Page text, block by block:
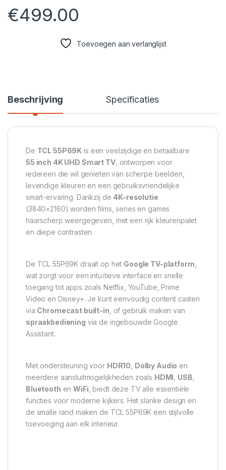
€499.00
Toevoegen aan verlanglijst
Beschrijving Specificaties
De TCL 55P69K is een veelzijdige en betaalbare
55 inch 4K UHD Smart TV, ontworpen voor
iedereen die wil genieten van scherpe beelden,
levendige kleuren en een gebruiksvriendelijke
smart-ervaring. Dankzij de 4K-resolutie
(3840×2160) worden films, series en games
haarscherp weergegeven, met een rijk kleurenpalet
en diepe contrasten.
De TCL 55P69K draait op het Google TV-platform
wat zorgt voor een intuïtieve interface en snelle
toegang tot apps zoals Netflix, YouTube, Prime
Video en Disney+. Je kunt eenvoudig content casten
via Chromecast built-in , of gebruik maken van
spraakbediening via de ingebouwde Google
Assistant.
Met ondersteuning voor HDR10 Dolby Audio en
meerdere aansluitmogelijkheden zoals HDMI USB
Bluetooth enWiFi , biedt deze TV alle essentiële
functies voor moderne kijkers. Het slanke design en
de smalle rand maken de TCL 55P69K een stijlvolle
toevoeging aan elk interieur.